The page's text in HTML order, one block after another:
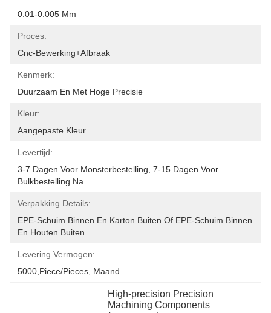
0.01-0.005 Mm
Proces:
Cnc-Bewerking+afbraak
Kenmerk:
Duurzaam En Met Hoge Precisie
Kleur:
Aangepaste Kleur
Levertijd:
3-7 Dagen Voor Monsterbestelling, 7-15 Dagen Voor
Bulkbestelling Na
Verpakking Details:
EPE-Schuim Binnen En Karton Buiten Of EPE-Schuim Binnen
En Houten Buiten
Levering Vermogen:
5000,Piece/Pieces, Maand
High-precision Precision
Machining Components